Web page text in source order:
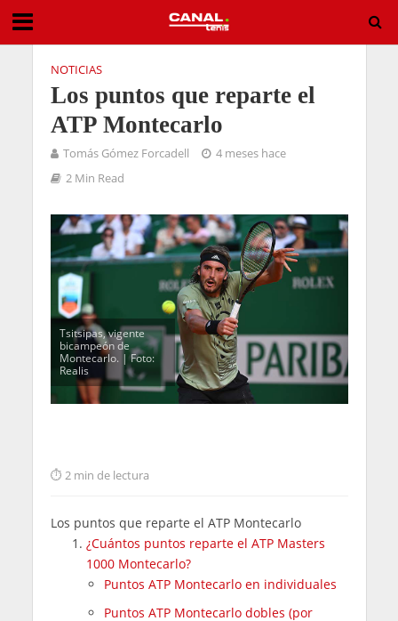
NOTICIAS
Los puntos que reparte el
ATP Montecarlo
Tomás Gómez Forcadell
4 meses hace
2 Min Read
Tsitsipas, vigente
bicampeón de
Montecarlo. | Foto:
Realis
2 min de lectura
Los puntos que reparte el ATP Montecarlo
¿Cuántos puntos reparte el ATP Masters
1000 Montecarlo?
Puntos ATP Montecarlo en individuales
Puntos ATP Montecarlo dobles (por